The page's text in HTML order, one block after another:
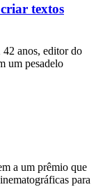
textos
anos, editor do
um pesadelo
a um prêmio que
para